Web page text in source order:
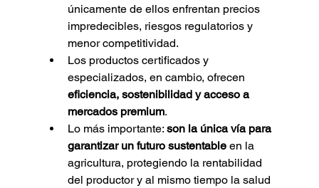
únicamente de ellos enfrentan precios
impredecibles, riesgos regulatorios y
menor competitividad.
Los productos certificados y
especializados, en cambio, ofrecen
eficiencia, sostenibilidad y acceso a
mercados premium.
Lo más importante: son la única vía para
garantizar un futuro sustentable en la
agricultura, protegiendo la rentabilidad
del productor y al mismo tiempo la salud